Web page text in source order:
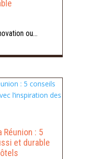
ou...
: 5
et durable